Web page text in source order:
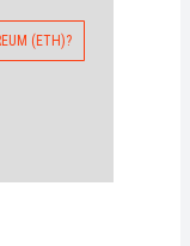
(ETH)?